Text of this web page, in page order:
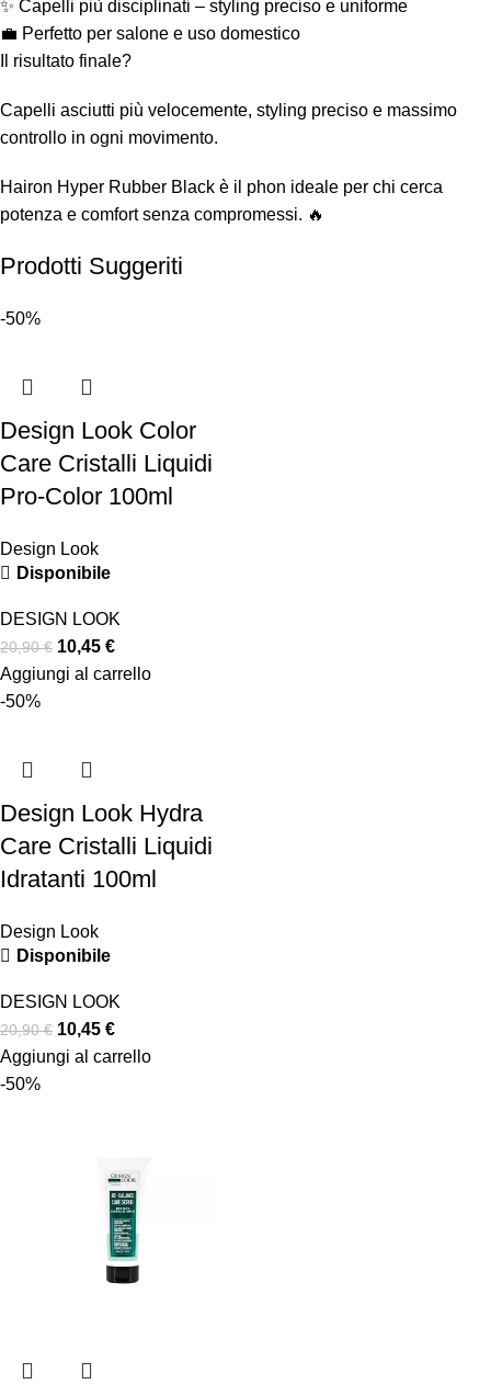
✨ Capelli più disciplinati – styling preciso e uniforme
💼 Perfetto per salone e uso domestico
Il risultato finale?
Capelli asciutti più velocemente, styling preciso e massimo
controllo in ogni movimento.
Hairon Hyper Rubber Black è il phon ideale per chi cerca
potenza e comfort senza compromessi. 🔥
Prodotti Suggeriti
-50%
Design Look Color
Care Cristalli Liquidi
Pro-Color 100ml
Design Look
Disponibile
DESIGN LOOK
20,90€ 10,45 €
Aggiungi al carrello
-50%
Design Look Hydra
Care Cristalli Liquidi
Idratanti 100ml
Design Look
Disponibile
DESIGN LOOK
20,90€ 10,45 €
Aggiungi al carrello
-50%